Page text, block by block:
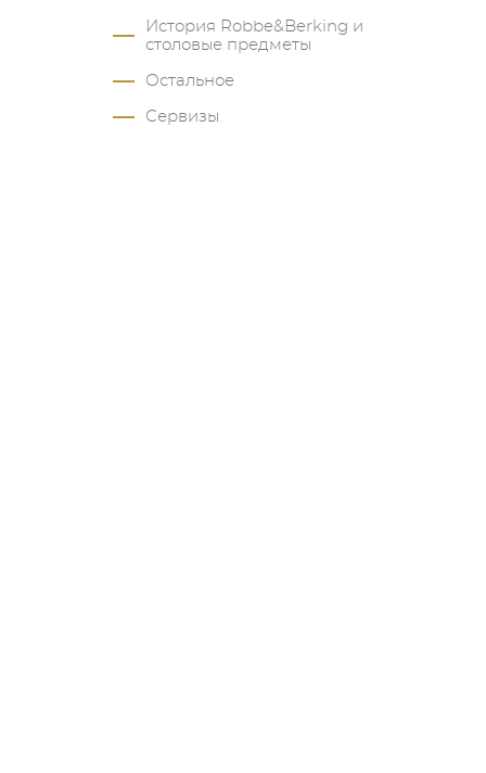
История Robbe&Berking и
столовые предметы
Остальное
Сервизы